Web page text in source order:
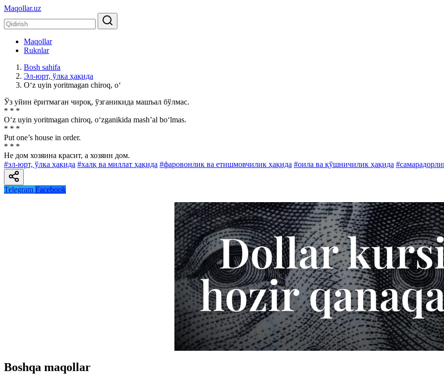
Maqollar.uz
Maqollar
Ruknlar
Bosh sahifa
Эл-юрт, ўлка ҳақида
O‘z uyin yoritmagan chiroq, o‘
Ўз уйин ёритмаган чироқ, ўзганикида машъал бўлмас.
* * *
O‘z uyin yoritmagan chiroq, o‘zganikida mash’al bo‘lmas.
* * *
Put one’s house in order.
* * *
He дом хозяина красит, а хозяин дом.
#эл-юрт, ўлка ҳақида #халқ ва миллат ҳақида #фаровонлик ва етишмовчилик ҳақида #оила ва қўшничилик ҳақида
Telegram Facebook
Boshqa maqollar